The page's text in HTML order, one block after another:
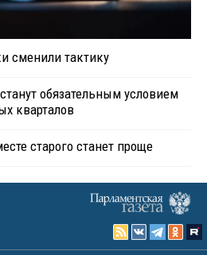
сменили тактику
обязательным условием
кварталов
старого станет проще